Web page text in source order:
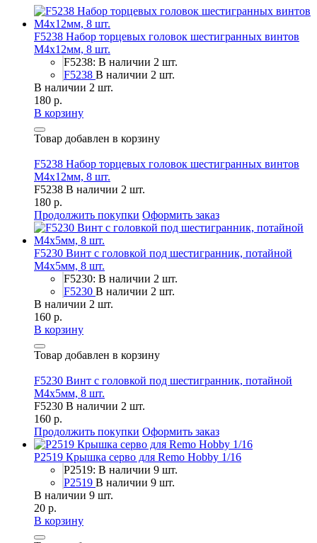
F5238 Набор торцевых головок шестигранных винтов
M4x12мм, 8 шт.
F5238: В наличии 2 шт.
F5238 В наличии 2 шт.
В наличии 2 шт.
180 р.
В корзину
Товар добавлен в корзину
F5238 Набор торцевых головок шестигранных винтов
M4x12мм, 8 шт.
F5238 В наличии 2 шт.
180 р.
Продолжить покупки Оформить заказ
F5230 Винт с головкой под шестигранник, потайной
М4х5мм, 8 шт.
F5230: В наличии 2 шт.
F5230 В наличии 2 шт.
В наличии 2 шт.
160 р.
В корзину
Товар добавлен в корзину
F5230 Винт с головкой под шестигранник, потайной
М4х5мм, 8 шт.
F5230 В наличии 2 шт.
160 р.
Продолжить покупки Оформить заказ
P2519 Крышка серво для Remo Hobby 1/16
P2519: В наличии 9 шт.
P2519 В наличии 9 шт.
В наличии 9 шт.
20 р.
В корзину